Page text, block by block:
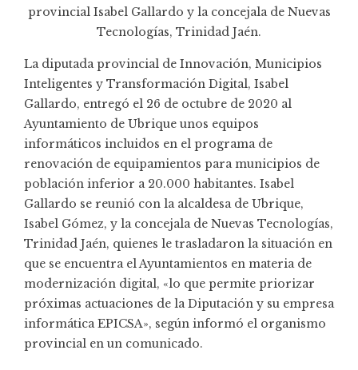
provincial Isabel Gallardo y la concejala de Nuevas
Tecnologías, Trinidad Jaén.
La diputada provincial de Innovación, Municipios
Inteligentes y Transformación Digital, Isabel
Gallardo, entregó el 26 de octubre de 2020 al
Ayuntamiento de Ubrique unos equipos
informáticos incluidos en el programa de
renovación de equipamientos para municipios de
población inferior a 20.000 habitantes. Isabel
Gallardo se reunió con la alcaldesa de Ubrique,
Isabel Gómez, y la concejala de Nuevas Tecnologías,
Trinidad Jaén, quienes le trasladaron la situación en
que se encuentra el Ayuntamientos en materia de
modernización digital, «lo que permite priorizar
próximas actuaciones de la Diputación y su empresa
informática EPICSA», según informó el organismo
provincial en un comunicado.